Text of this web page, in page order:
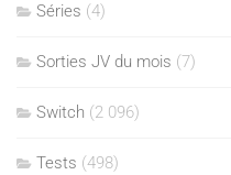
Séries (4)
Sorties JV du mois (7)
Switch (2 096)
Tests (498)